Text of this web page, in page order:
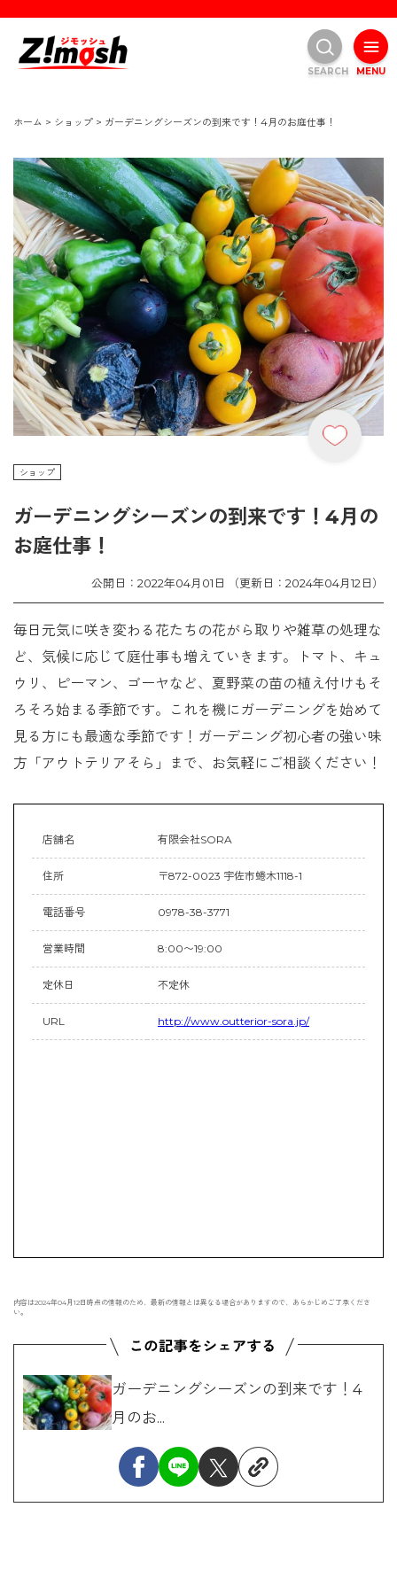
ホーム > ショップ > ガーデニングシーズンの到来です！4月のお庭仕事！
ショップ
ガーデニングシーズンの到来です！4月の
お庭仕事！
公開日：2022年04月01日 （更新日：2024年04月12日）
毎日元気に咲き変わる花たちの花がら取りや雑草の処理な
ど、気候に応じて庭仕事も増えていきます。トマト、キュ
ウリ、ピーマン、ゴーヤなど、夏野菜の苗の植え付けもそ
ろそろ始まる季節です。これを機にガーデニングを始めて
見る方にも最適な季節です！ガーデニング初心者の強い味
方「アウトテリアそら」まで、お気軽にご相談ください！
店舗名 有限会社SORA
住所 〒872-0023 宇佐市蜷木1118-1
電話番号 0978-38-3771
営業時間 8:00〜19:00
定休日 不定休
URL http://www.outterior-sora.jp/
内容は2024年04月12日時点の情報のため、最新の情報とは異なる場合がありますので、あらかじめご了承くださ
い。
ガーデニングシーズンの到来です！4
月のお...
MENU
SEARCH